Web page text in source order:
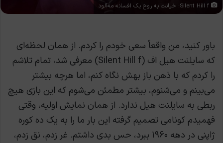
باور کنید، من واقعاً سعی خودم را کردم. از همان لحظه‌ای
که سایلنت هیل اف (Silent Hill f) معرفی شد، تمام تلاشم
را کردم که با ذهن باز بهش نگاه کنم، اما هرچه بیشتر
می‌بینم و می‌شنوم، بیشتر مطمئن می‌شوم که این بازی هیچ
ربطی به سایلنت هیل ندارد. از همان نمایش اولیه، وقتی
فهمیدم کونامی تصمیم گرفته این بار ما را به یک ده کوره
ژاپنی در دهه ۱۹۶۰ ببرد، حس بدی داشتم. غر زدم، نق زدم،